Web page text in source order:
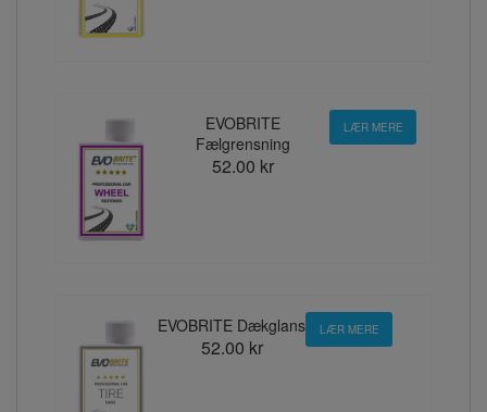
EVOBRITE
Fælgrensning
52.00 kr
LÆR MERE
EVOBRITE Dækglans
52.00 kr
LÆR MERE